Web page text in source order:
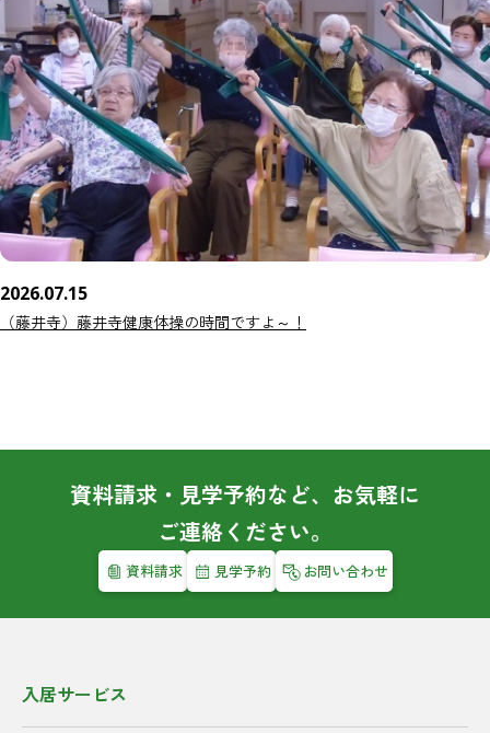
2026.07.15
（藤井寺）藤井寺健康体操の時間ですよ～！
資料請求・見学予約など、お気軽に
ご連絡ください。
資料請求 見学予約 お問い合わせ
入居サービス